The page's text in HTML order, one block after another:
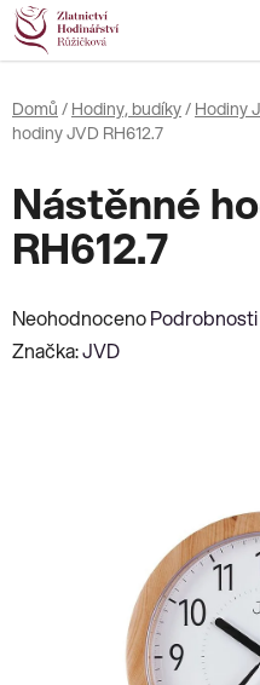
Přejít
na
obsah
Domů / Hodiny, budíky/ Hodiny
hodiny JVD RH612.7
Nástěnné
RH612.7
Průměrné
hodnocení
Neohodnoceno
Značka:JVD